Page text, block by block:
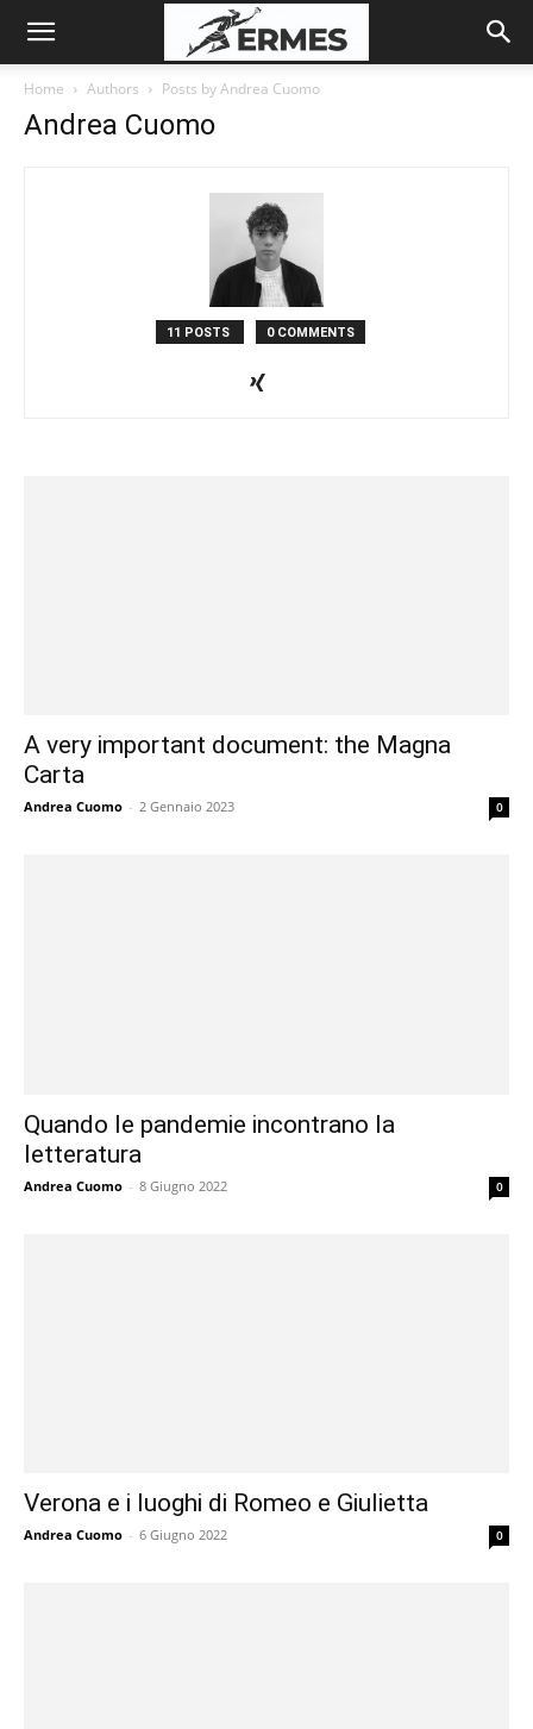
Home Authors Posts by Andrea Cuomo
Andrea Cuomo
11 POSTS 0 COMMENTS
A very important document: the Magna
Carta
Andrea Cuomo - 2 Gennaio 2023 0
Quando le pandemie incontrano la
letteratura
Andrea Cuomo - 8 Giugno 2022 0
Verona e i luoghi di Romeo e Giulietta
Andrea Cuomo - 6 Giugno 2022 0